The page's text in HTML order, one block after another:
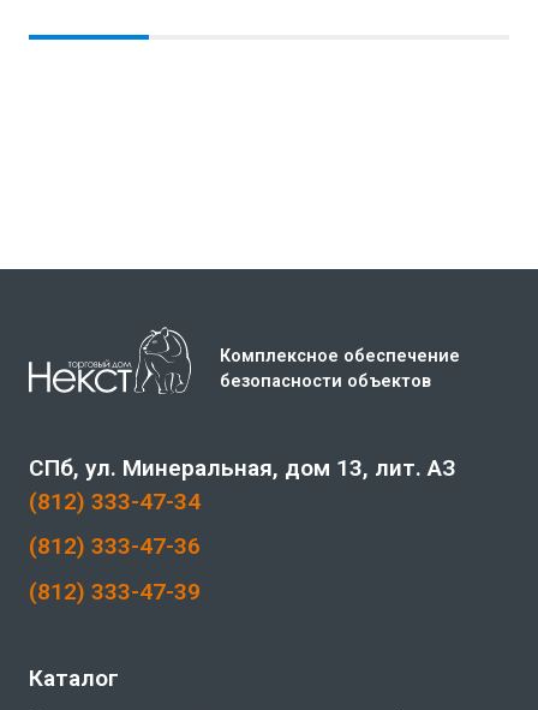
Комплексное обеспечение
безопасности объектов
Каталог
(812) 333-47-34
(812) 333-47-36
(812) 333-47-39
СПб, ул. Минеральная, дом 13, лит. АЗ